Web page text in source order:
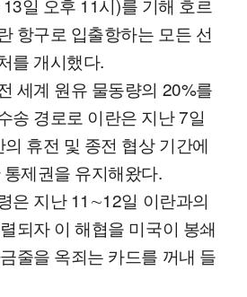
일 오후 11시)를 기해 호르
항구로 입출항하는 모든 선
를 개시했다.
세계 원유 물동량의 20%를
송 경로로 이란은 지난 7일
휴전 및 종전 협상 기간에
제권을 유지해왔다.
은 지난 11∼12일 이란과의
되자 이 해협을 미국이 봉쇄
줄을 옥죄는 카드를 꺼내 들